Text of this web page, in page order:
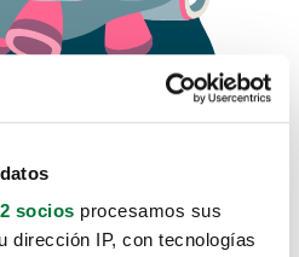
socios procesamos sus
dirección IP, con tecnologías